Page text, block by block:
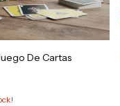
De Cartas